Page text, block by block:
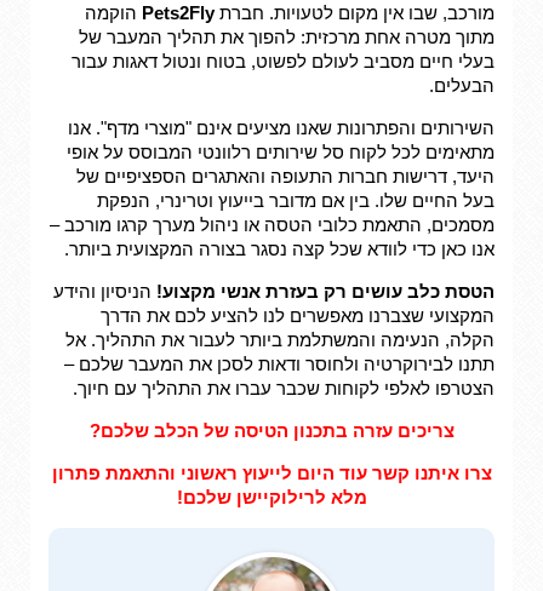
מורכב, שבו אין מקום לטעויות. חברתPets2Fly הוקמה
מתוך מטרה אחת מרכזית: להפוך את תהליך המעבר של
בעלי חיים מסביב לעולם לפשוט, בטוח ונטול דאגות עבור
הבעלים.
השירותים והפתרונות שאנו מציעים אינם "מוצרי מדף". אנו
מתאימים לכל לקוח סל שירותים רלוונטי המבוסס על אופי
היעד, דרישות חברות התעופה והאתגרים הספציפיים של
בעל החיים שלו. בין אם מדובר בייעוץ וטרינרי, הנפקת
מסמכים, התאמת כלובי הטסה או ניהול מערך קרגו מורכב –
אנו כאן כדי לוודא שכל קצה נסגר בצורה המקצועית ביותר.
הטסת כלב עושים רק בעזרת אנשי מקצוע! הניסיון והידע
המקצועי שצברנו מאפשרים לנו להציע לכם את הדרך
הקלה, הנעימה והמשתלמת ביותר לעבור את התהליך. אל
תתנו לבירוקרטיה ולחוסר ודאות לסכן את המעבר שלכם –
הצטרפו לאלפי לקוחות שכבר עברו את התהליך עם חיוך.
צריכים עזרה בתכנון הטיסה של הכלב שלכם?
צרו איתנו קשר עוד היום לייעוץ ראשוני והתאמת פתרון
מלא לרילוקיישן שלכם!